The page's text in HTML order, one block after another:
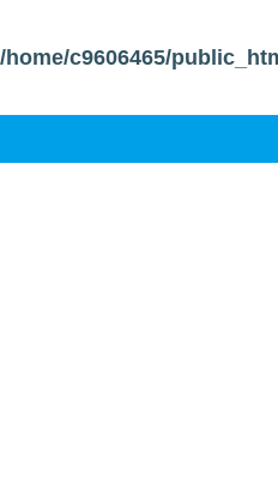
/home/c9606465/